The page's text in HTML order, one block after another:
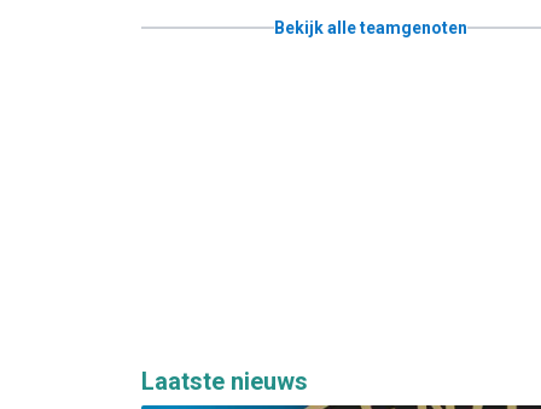
Bekijk alle teamgenoten
Laatste nieuws